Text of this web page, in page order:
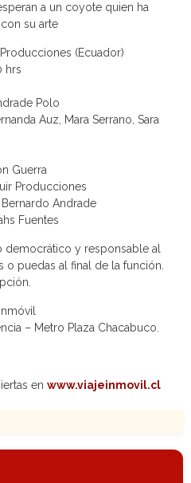
a un coyote quien ha
su arte
(Ecuador)
hrs
Polo
Auz, Mara Serrano, Sara
Guerra
Producciones
Andrade
Fuentes
democrático y responsable al
o puedas al final de la función.
– Metro Plaza Chacabuco.
en www.viajeinmovil.cl